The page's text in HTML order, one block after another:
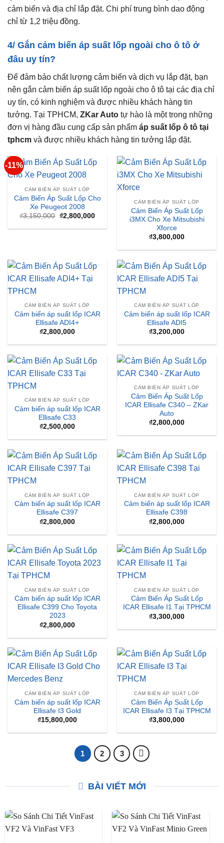
cảm biến và địa chỉ lắp đặt. Chi phí trung bình dao động
chỉ từ 1,2 triệu đồng.
4/ Gắn cảm biến áp suất lốp ngoài cho ô tô ở
đâu uy tín?
Để đảm bảo chất lượng cảm biến và dịch vụ lắp đặt, bạn
nên gắn cảm biến áp suất lốp ngoài cho ô tô tại các địa chỉ
uy tín, có kinh nghiệm và được nhiều khách hàng tin
tưởng. Tại TPHCM, ZKar Auto tự hào là một trong những
đơn vị hàng đầu cung cấp sản phẩm áp suất lốp ô tô tại
tphcm và được nhiều khách hàng tin tưởng lắp đặt.
-11%
CẢM BIẾN ÁP SUẤT LỐP
Cảm Biến Áp Suất Lốp Cho
Xe Peugeot 2008
₫3,150,000 Giá
là:
₫2,800,000Giá
tại
CẢM BIẾN ÁP SUẤT LỐP
Cảm Biến Áp Suất Lốp
i3MX Cho Xe Mitsubishi
Xforce
₫3,800,000
CẢM BIẾN ÁP SUẤT LỐP
Cảm biến áp suất lốp ICAR
Ellisafe ADI4+
₫2,800,000
CẢM BIẾN ÁP SUẤT LỐP
Cảm biến áp suất lốp ICAR
Ellisafe ADI5
₫3,200,000
CẢM BIẾN ÁP SUẤT LỐP
Cảm biến áp suất lốp ICAR
Ellisafe C33
₫2,500,000
CẢM BIẾN ÁP SUẤT LỐP
Cảm Biến Áp Suất Lốp
ICAR Ellisafe C340 – ZKar
Auto
₫2,800,000
CẢM BIẾN ÁP SUẤT LỐP
Cảm biến áp suất lốp ICAR
Ellisafe C397
₫2,800,000
CẢM BIẾN ÁP SUẤT LỐP
Cảm biến áp suất lốp ICAR
Ellisafe C398
₫2,800,000
CẢM BIẾN ÁP SUẤT LỐP
Cảm biến áp suất lốp ICAR
Ellisafe C399 Cho Toyota
2023
₫2,800,000
CẢM BIẾN ÁP SUẤT LỐP
Cảm Biến Áp Suất Lốp
ICAR Ellisafe I1 Tại TPHCM
₫3,300,000
CẢM BIẾN ÁP SUẤT LỐP
Cảm biến áp suất lốp ICAR
Ellisafe I3 Gold
₫15,800,000
CẢM BIẾN ÁP SUẤT LỐP
Cảm Biến Áp Suất Lốp
ICAR Ellisafe I3 Tại TPHCM
₫3,800,000
1 2 3
BÀI VIẾT MỚI